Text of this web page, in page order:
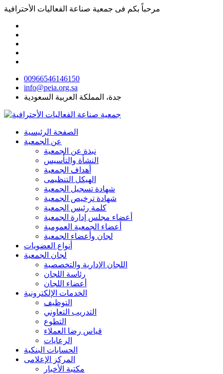
مرحباً بكم فى جمعية صناعة الفعاليات الأحترافية
00966546146150
info@peia.org.sa
جدة، المملكة العربية السعودية
الصفحة الرئيسية
عن الجمعية
نبذة عن الجمعية
النشأة والتأسيس
أهداف الجمعية
الهيكل التنظيمى
شهادة تسجيل الجمعية
شهادة ترخيص الجمعية
كلمة رئيس الجمعية
أعضاء مجلس إدارة الجمعية
أعضاء الجمعية العمومية
لجان وأعضاء الجمعية
أنواع العضويات
لجان الجمعية
اللجان الإدارية والتخصصية
رئاسة اللجان
أعضاء اللجان
الخدمات الإلكترونية
التوظيف
التدريب التعاوني
التطوع
قياس رضا العملاء
الرعايات
الحسابات البنكية
المركز الإعلامى
مكتبة الأخبار